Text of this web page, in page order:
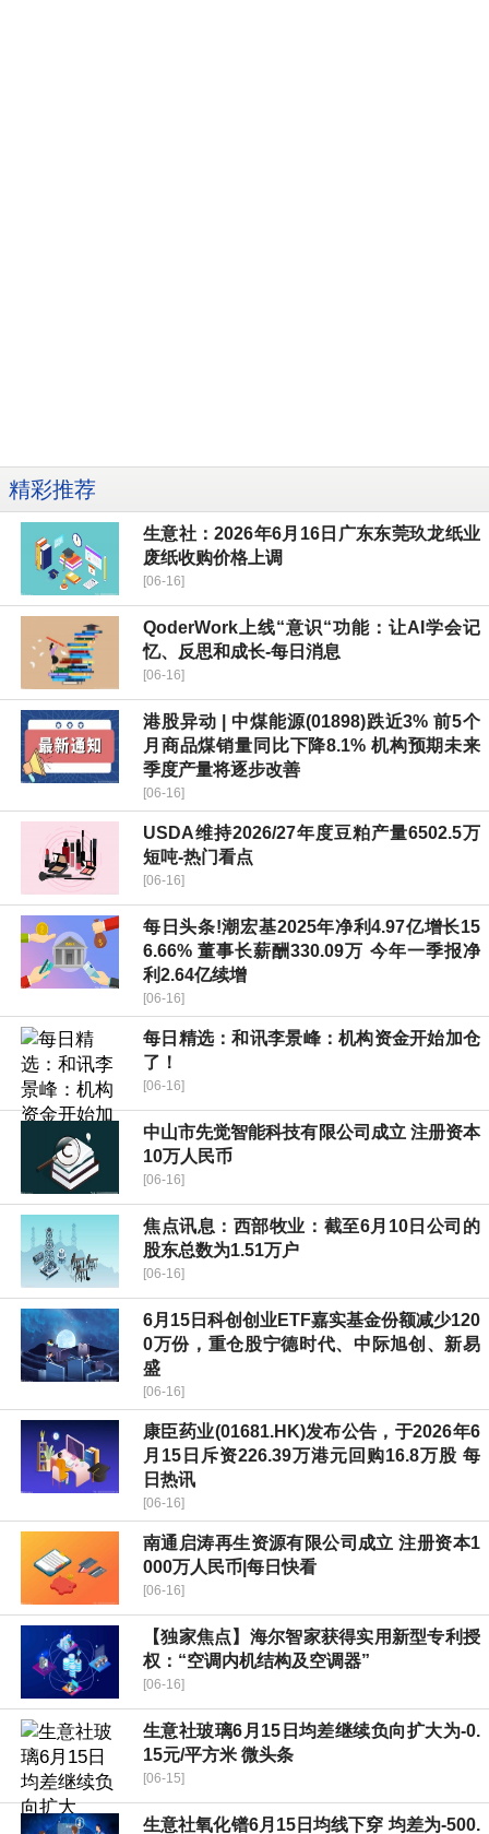
精彩推荐
生意社：2026年6月16日广东东莞玖龙纸业
废纸收购价格上调
[06-16]
QoderWork上线“意识“功能：让AI学会记
忆、反思和成长-每日消息
[06-16]
港股异动 | 中煤能源(01898)跌近3% 前5个
月商品煤销量同比下降8.1% 机构预期未来
季度产量将逐步改善
[06-16]
USDA维持2026/27年度豆粕产量6502.5万
短吨-热门看点
[06-16]
每日头条!潮宏基2025年净利4.97亿增长15
6.66% 董事长薪酬330.09万 今年一季报净
利2.64亿续增
[06-16]
每日精选：和讯李景峰：机构资金开始加仓
了！
[06-16]
中山市先觉智能科技有限公司成立 注册资本
10万人民币
[06-16]
焦点讯息：西部牧业：截至6月10日公司的
股东总数为1.51万户
[06-16]
6月15日科创创业ETF嘉实基金份额减少120
0万份，重仓股宁德时代、中际旭创、新易
盛
[06-16]
康臣药业(01681.HK)发布公告，于2026年6
月15日斥资226.39万港元回购16.8万股 每
日热讯
[06-16]
南通启涛再生资源有限公司成立 注册资本1
000万人民币|每日快看
[06-16]
【独家焦点】海尔智家获得实用新型专利授
权：“空调内机结构及空调器”
[06-16]
生意社玻璃6月15日均差继续负向扩大为-0.
15元/平方米 微头条
[06-15]
生意社氧化镨6月15日均线下穿 均差为-500.